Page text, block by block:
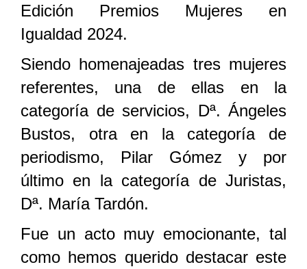
Edición Premios Mujeres en
Igualdad 2024.
Siendo homenajeadas tres mujeres
referentes, una de ellas en la
categoría de servicios, Dª. Ángeles
Bustos, otra en la categoría de
periodismo, Pilar Gómez y por
último en la categoría de Juristas,
Dª. María Tardón.
Fue un acto muy emocionante, tal
como hemos querido destacar este